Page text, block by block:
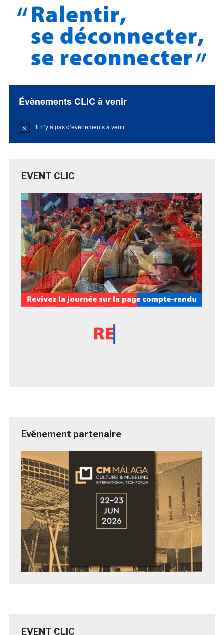
Évènements CLIC à venir
Notice Il n’y a pas d’évènements à venir.
EVENT CLIC
Evénement partenaire
EVENT CLIC